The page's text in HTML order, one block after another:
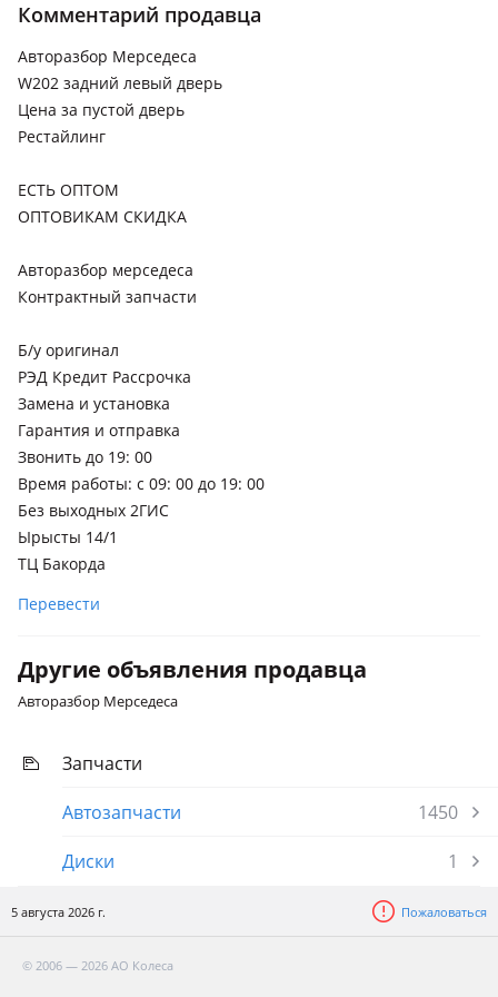
1997 - 2001 W202/S202 рестайлинг, 1993 - 1997 W202/S202
Mercedes-Benz C 240
1997 - 2001 W202/S202 рестайлинг
1997 - 2001 W202/S202 рестайлинг, 1993 - 1997 W202/S202
Mercedes-Benz C 36 AMG
1993 - 1997 W202/S202
Комментарий продавца
Авторазбор Мерседеса
W202 задний левый дверь
Цена за пустой дверь
Рестайлинг
ЕСТЬ ОПТОМ
ОПТОВИКАМ СКИДКА
Авторазбор мерседеса
Контрактный запчасти
Б/у оригинал
РЭД Кредит Рассрочка
Замена и установка
Гарантия и отправка
Звонить до 19: 00
Время работы: с 09: 00 до 19: 00
Без выходных 2ГИС
Ырысты 14/1
ТЦ Бакорда
Перевести
Другие объявления продавца
Авторазбор Мерседеса
Запчасти
Автозапчасти
1450
Диски
1
5 августа 2026 г. Пожаловаться
© 2006 — 2026 АО Колеса